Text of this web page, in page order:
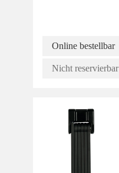
Online bestellbar
Nicht reservierbar